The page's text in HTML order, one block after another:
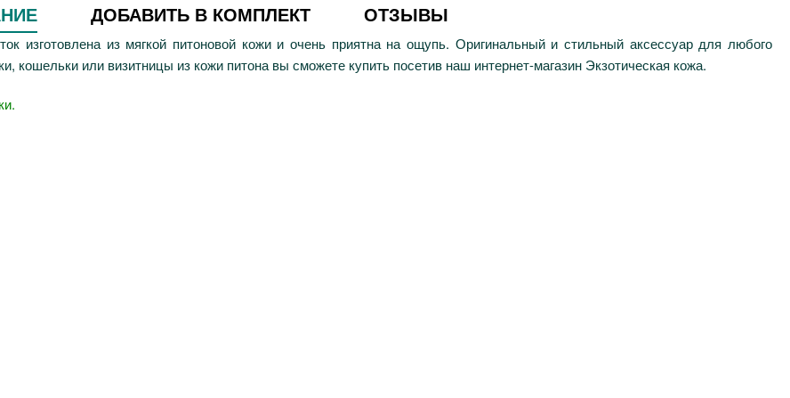
ДОБАВИТЬ В КОМПЛЕКТ ОТЗЫВЫ
изготовлена из мягкой питоновой кожи и очень приятна на ощупь. Оригинальный и стильный аксессуар для любого
кошельки или визитницы из кожи питона вы сможете купить посетив наш интернет-магазин Экзотическая кожа.